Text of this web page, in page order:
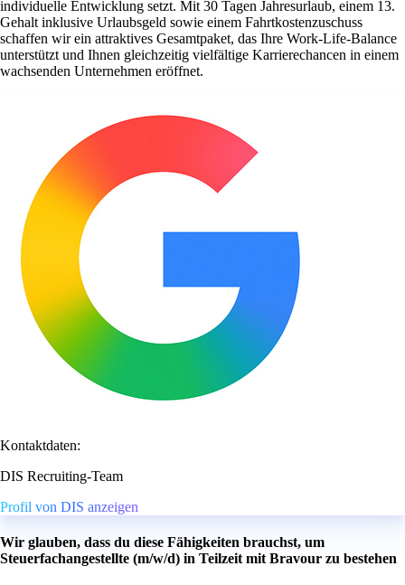
individuelle Entwicklung setzt. Mit 30 Tagen Jahresurlaub, einem 13.
Gehalt inklusive Urlaubsgeld sowie einem Fahrtkostenzuschuss
schaffen wir ein attraktives Gesamtpaket, das Ihre Work-Life-Balance
unterstützt und Ihnen gleichzeitig vielfältige Karrierechancen in einem
wachsenden Unternehmen eröffnet.
Kontaktdaten:
DIS Recruiting-Team
Profil von DIS anzeigen
Wir glauben, dass du diese Fähigkeiten brauchst, um
Steuerfachangestellte (m/w/d) in Teilzeit mit Bravour zu bestehen